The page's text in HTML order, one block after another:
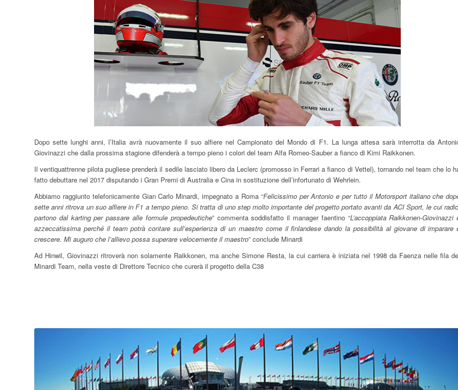
Dopo sette lunghi anni, l’Italia avrà nuovamente il suo alfiere nel Campionato del Mondo di F1. La lunga attesa sarà interrotta da
Giovinazzi che dalla prossima stagione difenderà a tempo pieno i colori del team Alfa Romeo-Sauber a fianco di Kimi Raikkonen.
Il ventiquattrenne pilota pugliese prenderà il sedile lasciato libero da Leclerc (promosso in Ferrari a fianco di Vettel), tornando nel team che lo
fatto debuttare nel 2017 disputando i Gran Premi di Australia e Cina in sostituzione dell’infortunato di Wehrlein.
Abbiamo raggiunto telefonicamente Gian Carlo Minardi, impegnato a Roma “Felicissimo per Antonio e per tutto il Motorsport italiano che
sette anni ritrova un suo alfiere in F1 a tempo pieno. Si tratta di uno step molto importante del progetto portato avanti da ACI Sport, le cui
partono dal karting per passare alle formule propedeutiche” commenta soddisfatto il manager faentino “L’accoppiata Raikkonen-Giovinazzi
azzeccatissima perché il team potrà contare sull’esperienza di un maestro come il finlandese dando la possibilità al giovane di imparare
crescere. Mi auguro che l’allievo possa superare velocemente il maestro” conclude Minardi
Ad Hinwil, Giovinazzi ritroverà non solamente Raikkonen, ma anche Simone Resta, la cui carriera è iniziata nel 1998 da Faenza nelle fila
Minardi Team, nella veste di Direttore Tecnico che curerà il progetto della C38